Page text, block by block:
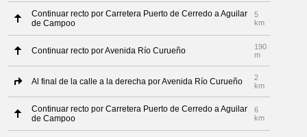
Continuar recto por Carretera Puerto de Cerredo a Aguilar
de Campoo
5
km
Continuar recto por Avenida Río Curueño
190
m
Al final de la calle a la derecha por Avenida Río Curueño
2
km
Continuar recto por Carretera Puerto de Cerredo a Aguilar
de Campoo
6
km